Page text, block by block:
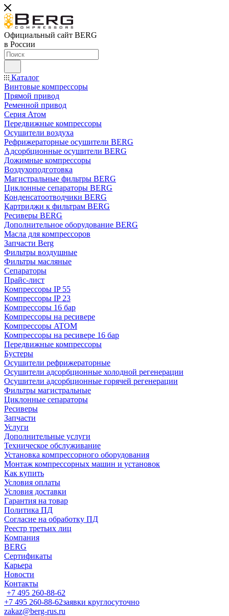
Официальный сайт BERG
в России
Каталог
Винтовые компрессоры
Прямой привод
Ременной привод
Серия Атом
Передвижные компрессоры
Осушители воздуха
Рефрижераторные осушители BERG
Адсорбционные осушители BERG
Дожимные компрессоры
Воздухоподготовка
Магистральные фильтры BERG
Циклонные сепараторы BERG
Конденсатоотводчики BERG
Картриджи к фильтрам BERG
Ресиверы BERG
Дополнительное оборудование BERG
Масла для компрессоров
Запчасти Berg
Фильтры воздушные
Фильтры масляные
Сепараторы
Прайс-лист
Компрессоры IP 55
Компрессоры IP 23
Компрессоры 16 бар
Компрессоры на ресивере
Компрессоры ATOM
Компрессоры на ресивере 16 бар
Передвижные компрессоры
Бустеры
Осушители рефрижераторные
Осушители адсорбционные холодной регенерации
Осушители адсорбционные горячей регенерации
Фильтры магистральные
Циклонные сепараторы
Ресиверы
Запчасти
Услуги
Дополнительные услуги
Техническое обслуживание
Установка компрессорного оборудования
Монтаж компрессорных машин и установок
Как купить
Условия оплаты
Условия доставки
Гарантия на товар
Политика ПД
Согласие на обработку ПД
Реестр третьих лиц
Компания
BERG
Сертификаты
Карьера
Новости
Контакты
+7 495 260-88-62
+7 495 260-88-62заявки круглосуточно
zakaz@berg-rus.ru